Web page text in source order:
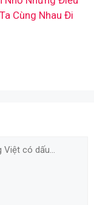
Cùng Nhau Đi